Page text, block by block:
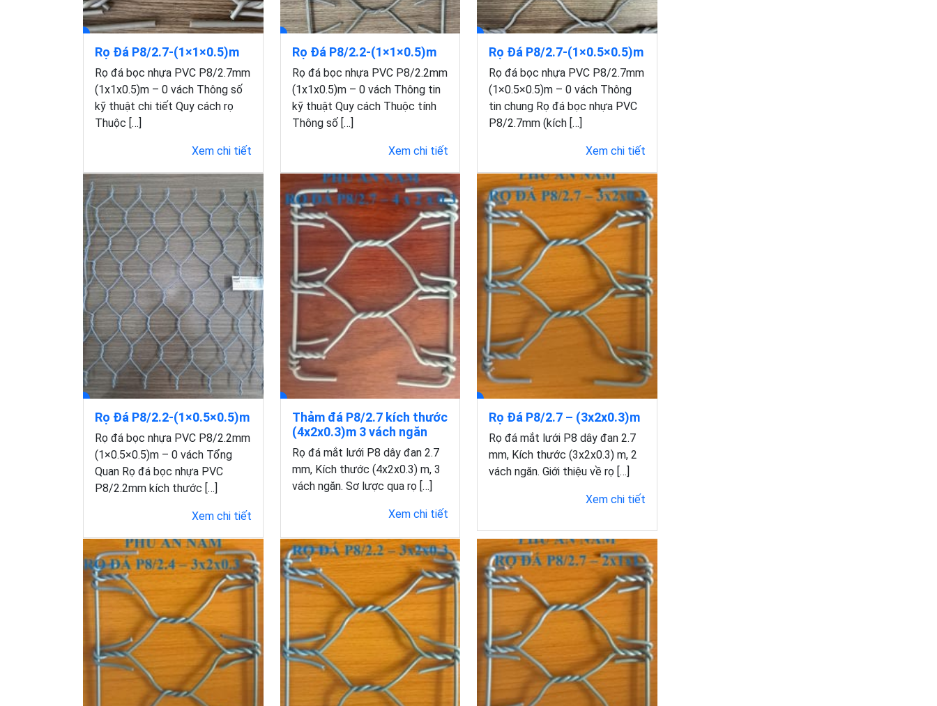
Rọ Đá P8/2.7-(1×1×0.5)m
Rọ đá bọc nhựa PVC P8/2.7mm
(1x1x0.5)m – 0 vách Thông số
kỹ thuật chi tiết Quy cách rọ
Thuộc […]
Xem chi tiết
Rọ Đá P8/2.2-(1×1×0.5)m
Rọ đá bọc nhựa PVC P8/2.2mm
(1x1x0.5)m – 0 vách Thông tin
kỹ thuật Quy cách Thuộc tính
Thông số […]
Xem chi tiết
Rọ Đá P8/2.7-(1×0.5×0.5)m
Rọ đá bọc nhựa PVC P8/2.7mm
(1×0.5×0.5)m – 0 vách Thông
tin chung Rọ đá bọc nhựa PVC
P8/2.7mm (kích […]
Xem chi tiết
Rọ Đá P8/2.2-(1×0.5×0.5)m
Rọ đá bọc nhựa PVC P8/2.2mm
(1×0.5×0.5)m – 0 vách Tổng
Quan Rọ đá bọc nhựa PVC
P8/2.2mm kích thước […]
Xem chi tiết
Thảm đá P8/2.7 kích thước
(4x2x0.3)m 3 vách ngăn
Rọ đá mắt lưới P8 dây đan 2.7
mm, Kích thước (4x2x0.3) m, 3
vách ngăn. Sơ lược qua rọ […]
Xem chi tiết
Rọ Đá P8/2.7 – (3x2x0.3)m
Rọ đá mắt lưới P8 dây đan 2.7
mm, Kích thước (3x2x0.3) m, 2
vách ngăn. Giới thiệu về rọ […]
Xem chi tiết